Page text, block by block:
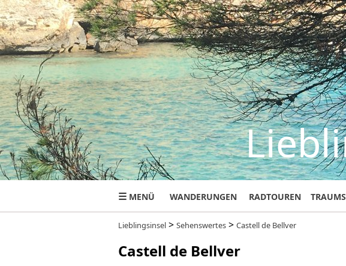
☰ MENÜ WANDERUNGEN RADTOUREN
Lieblingsinsel > Sehenswertes > Castell de Bellver
Castell de Bellver